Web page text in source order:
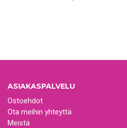
ASIAKASPALVELU
Ostoehdot
Ota meihin yhteyttä
Meistä